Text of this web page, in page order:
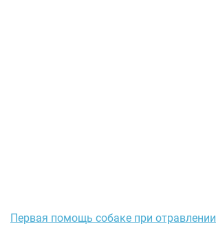
Первая помощь собаке при отравлении